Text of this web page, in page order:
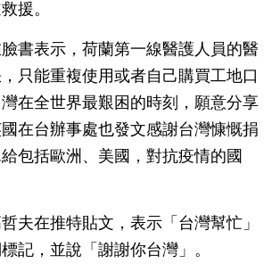
援。
書表示，荷蘭第一線醫護人員的醫
只能重複使用或者自己購買工地口
在全世界最艱困的時刻，願意分享
在台辦事處也發文感謝台灣慷慨捐
包括歐洲、美國，對抗疫情的國
夫在推特貼文，表示「台灣幫忙」
記，並說「謝謝你台灣」。